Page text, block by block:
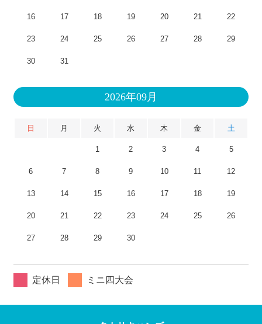
16 17 18 19 20 21 22
23 24 25 26 27 28 29
30 31
2026年09月
日 月 火 水 木 金 土
1 2 3 4 5
6 7 8 9 10 11 12
13 14 15 16 17 18 19
20 21 22 23 24 25 26
27 28 29 30
定休日 ミニ四大会